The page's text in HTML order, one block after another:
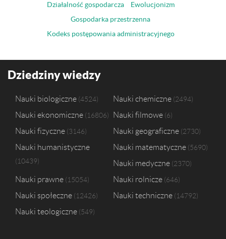
Działalność gospodarcza
Ewolucjonizm
Gospodarka przestrzenna
Kodeks postępowania administracyjnego
Dziedziny wiedzy
Nauki biologiczne 4524 Nauki chemiczne 2494
Nauki ekonomiczne 16806 Nauki filmowe 6
Nauki fizyczne 3146 Nauki geograficzne 2730
Nauki humanistyczne
10439
Nauki matematyczne 5690
Nauki medyczne 2370
Nauki prawne 15054 Nauki rolnicze 646
Nauki społeczne 12426 Nauki techniczne 14792
Nauki teologiczne 549